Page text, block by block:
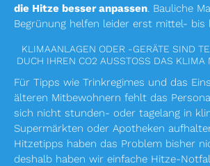
die Hitze besser anpassen. Bauliche
Begrünung helfen leider erst mittel- bis
KLIMAANLAGEN ODER -GERÄTE SIND
DUCH IHREN CO2 AUSSTOSS DAS KLIMA
Für Tipps wie Trinkregimes und das
älteren Mitbewohnern fehlt das
sich nicht stunden- oder tagelang in
Supermärkten oder Apotheken
Hitzetipps haben das Problem bisher
deshalb haben wir einfache Hitze-